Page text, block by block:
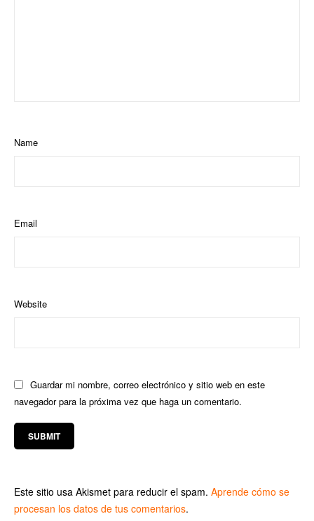
Name
Email
Website
Guardar mi nombre, correo electrónico y sitio web en este
navegador para la próxima vez que haga un comentario.
Este sitio usa Akismet para reducir el spam. Aprende cómo se
procesan los datos de tus comentarios.